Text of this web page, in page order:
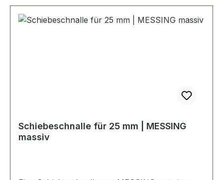
Schiebeschnalle für 25 mm | MESSING
massiv